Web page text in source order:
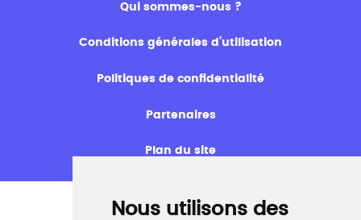
Nous utilisons des
Qui sommes-nous ?
Conditions générales d’utilisation
Politiques de confidentialité
Partenaires
Plan du site